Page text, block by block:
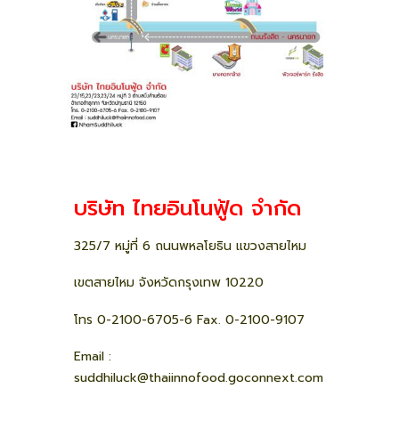
บริษัท ไทยอินโนฟู้ด จำกัด
325/7 หมู่ที่ 6 ถนนพหลโยธิน แขวงสายไหม
เขตสายไหม จังหวัดกรุงเทพ 10220
โทร 0-2100-6705-6 Fax. 0-2100-9107
Email :
suddhiluck@thaiinnofood.goconnext.com